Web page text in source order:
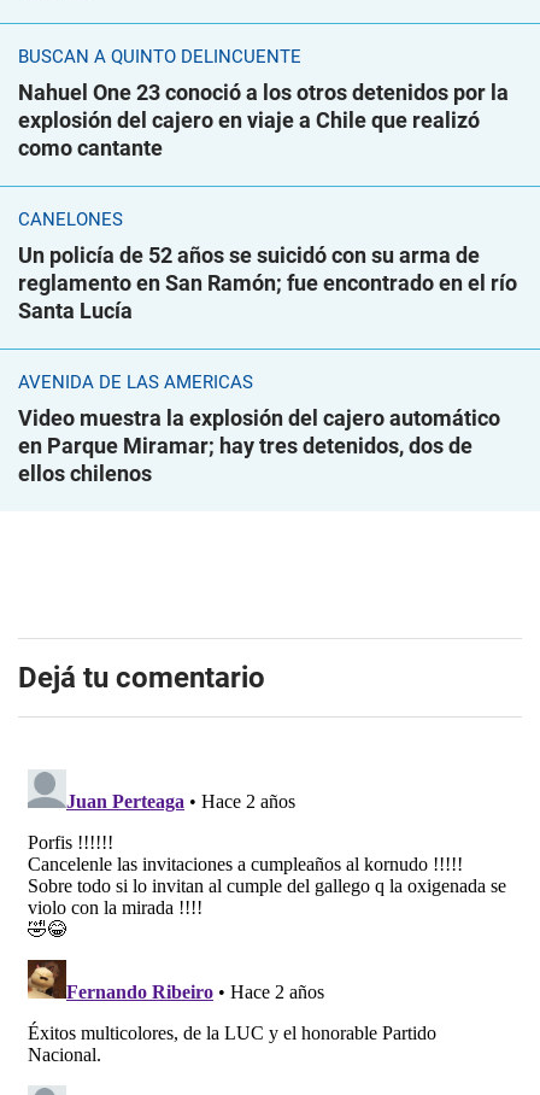
BUSCAN A QUINTO DELINCUENTE
Nahuel One 23 conoció a los otros detenidos por la
explosión del cajero en viaje a Chile que realizó
como cantante
CANELONES
Un policía de 52 años se suicidó con su arma de
reglamento en San Ramón; fue encontrado en el río
Santa Lucía
AVENIDA DE LAS AMÉRICAS
Video muestra la explosión del cajero automático
en Parque Miramar; hay tres detenidos, dos de
ellos chilenos
Dejá tu comentario